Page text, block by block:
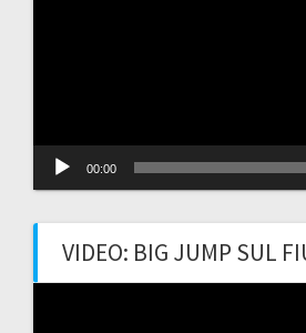
00:00
VIDEO: BIG JUMP SUL